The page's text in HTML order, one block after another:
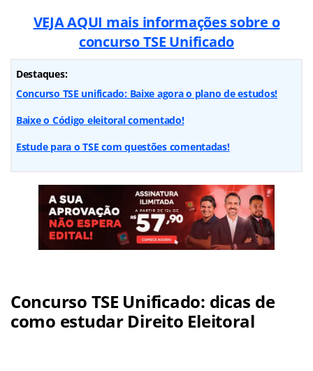
VEJA AQUI mais informações sobre o
concurso TSE Unificado
Destaques:
Concurso TSE unificado: Baixe agora o plano de estudos!
Baixe o Código eleitoral comentado!
Estude para o TSE com questões comentadas!
Concurso TSE Unificado: dicas de
como estudar Direito Eleitoral